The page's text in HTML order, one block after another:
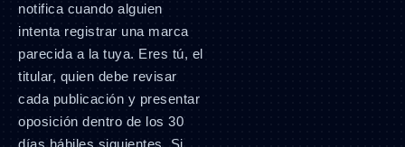
notifica cuando alguien
intenta registrar una marca
parecida a la tuya. Eres tú, el
titular, quien debe revisar
cada publicación y presentar
oposición dentro de los 30